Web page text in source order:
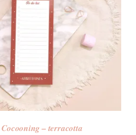
Cocooning – terracotta